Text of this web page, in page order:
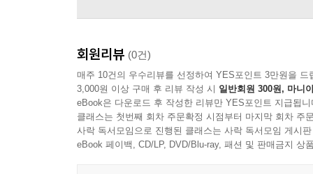
회원리뷰 (0건)
매주 10건의 우수리뷰를 선정하여 YES포인트 3만원을 드
3,000원 이상 구매 후 리뷰 작성 시 일반회원 300원, 마니
eBook은 다운로드 후 작성한 리뷰만 YES포인트 지급됩니
클래스는 첫번째 회차 주문확정 시점부터 마지막 회차 주
사락 독서모임으로 진행된 클래스는 사락 독서모임 게시
eBook 페이백, CD/LP, DVD/Blu-ray, 패션 및 판매금지 상